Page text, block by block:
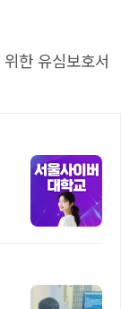
한 유심보호서